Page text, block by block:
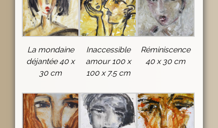
La mondaine
déjantée 40 x
30 cm
Inaccessible
amour 100 x
100 x 7.5 cm
Réminiscence
40 x 30 cm